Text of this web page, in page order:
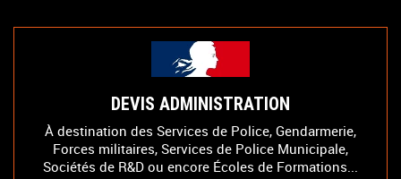
DEVIS ADMINISTRATION
À destination des Services de Police, Gendarmerie,
Forces militaires, Services de Police Municipale,
Sociétés de R&D ou encore Écoles de Formations...